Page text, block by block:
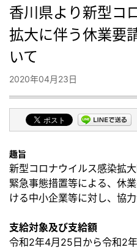
香川県より新型コ
拡大に伴う休業要
いて
2020年04月23日
趣旨
新型コロナウイルス感染拡
緊急事態措置等による、休
ける中小企業等に対し、協力
支給対象及び支給額
令和2年4月25日から令和2